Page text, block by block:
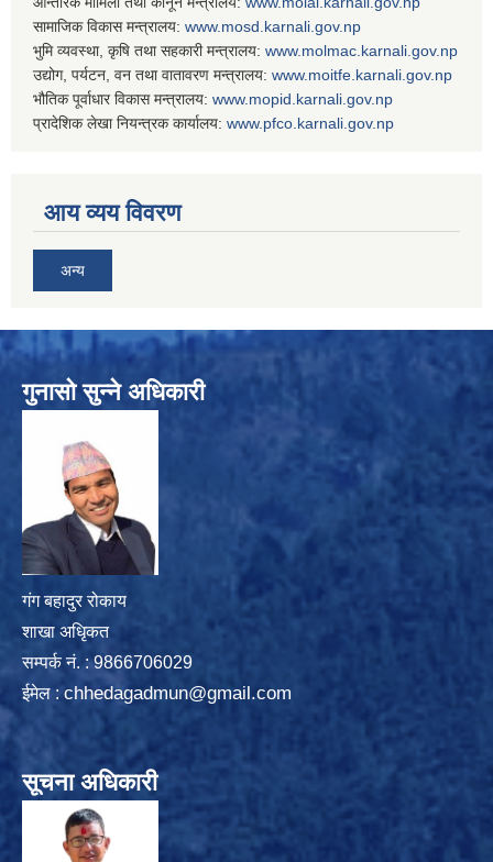
सामाजिक विकास मन्त्रालय: www. mosd.karnali.gov.np
भुमि व्यवस्था, कृषि तथा सहकारी मन्त्रालय: www. molmac.karnali.gov.np
उद्योग, पर्यटन, वन तथा वातावरण मन्त्रालय: www. moitfe.karnali.gov.np
भौतिक पूर्वाधार विकास मन्त्रालय: www. mopid.karnali.gov.np
प्रादेशिक लेखा नियन्त्रक कार्यालय: www. pfco.karnali.gov.np
आय व्यय विवरण
अन्य
गुनासो सुन्ने अधिकारी
गंग बहादुर रोकाय
शाखा अधिृकत
सम्पर्क न‌ं. : 9866706029
ईमेल : chhedagadmun@gmail.com
सूचना अधिकारी